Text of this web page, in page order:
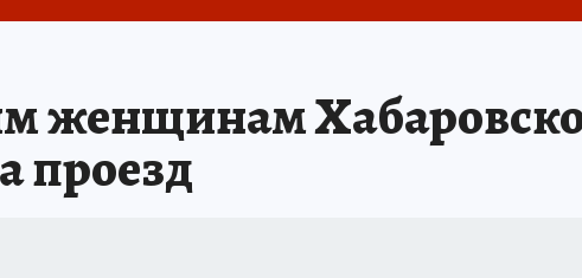
167 ЛЕТ ХАБАРОВСКУ ПРОИСШЕСТВИЯ «УРГАЛУГОЛЬ» - ЧЕСТЬ
проезд